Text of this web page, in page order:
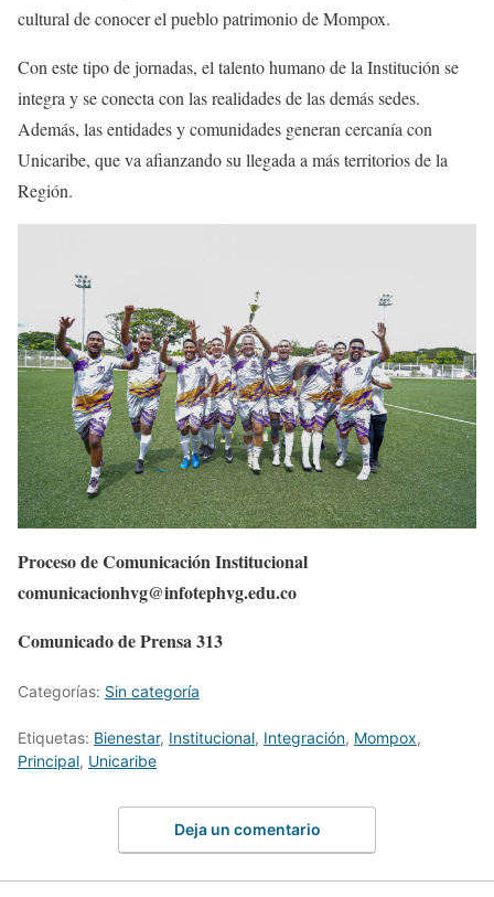
cultural de conocer el pueblo patrimonio de Mompox.
Con este tipo de jornadas, el talento humano de la Institución se
integra y se conecta con las realidades de las demás sedes.
Además, las entidades y comunidades generan cercanía con
Unicaribe, que va afianzando su llegada a más territorios de la
Región.
Proceso de Comunicación Institucional
comunicacionhvg@infotephvg.edu.co
Comunicado de Prensa 313
Categorías: Sin categoría
Etiquetas: Bienestar, Institucional, Integración, Mompox,
Principal, Unicaribe
Deja un comentario